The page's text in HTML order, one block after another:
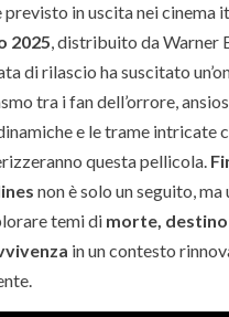
previsto in uscita nei cinema
2025, distribuito da Warner
di rilascio ha suscitato
tra i fan dell’orrore,
e le trame intricate
questa pellicola.
non è solo un seguito, ma
temi di morte, destino
in un contesto